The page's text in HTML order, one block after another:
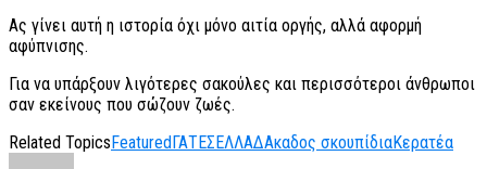
Ας γίνει αυτή η ιστορία όχι μόνο αιτία οργής, αλλά αφορμή
αφύπνισης.
Για να υπάρξουν λιγότερες σακούλες και περισσότεροι άνθρωποι
σαν εκείνους που σώζουν ζωές.
Related Topics Featured ΓΑΤΕΣ ΕΛΛΑΔΑκαδος σκουπίδιαΚερατέα